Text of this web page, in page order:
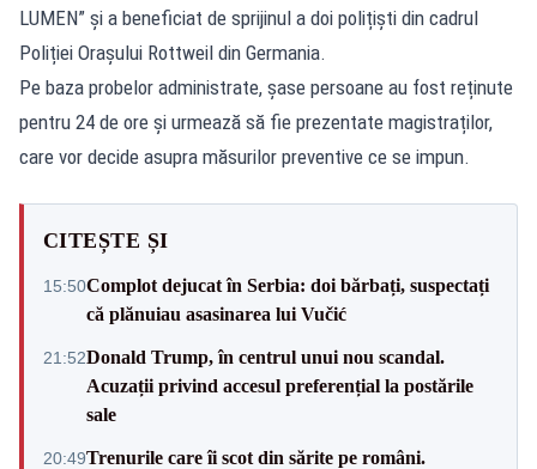
LUMEN” și a beneficiat de sprijinul a doi polițiști din cadrul
Poliției Orașului Rottweil din Germania.
Pe baza probelor administrate, șase persoane au fost reținute
pentru 24 de ore și urmează să fie prezentate magistraților,
care vor decide asupra măsurilor preventive ce se impun.
CITEȘTE ȘI
15:50Complot dejucat în Serbia: doi bărbați, suspectați
că plănuiau asasinarea lui Vučić
21:52Donald Trump, în centrul unui nou scandal.
Acuzații privind accesul preferențial la postările
sale
20:49Trenurile care îi scot din sărite pe români.